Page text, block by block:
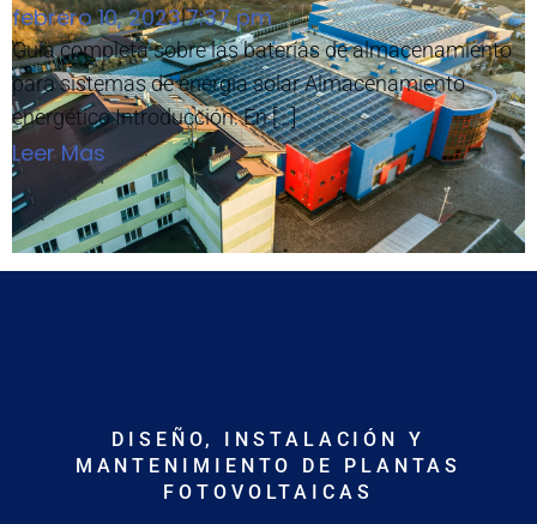
febrero 10, 2023|7:37 pm
Guía completa sobre las baterías de almacenamiento
para sistemas de energía solar Almacenamiento
energético Introducción: En […]
Leer Mas
DISEÑO, INSTALACIÓN Y
MANTENIMIENTO DE PLANTAS
FOTOVOLTAICAS